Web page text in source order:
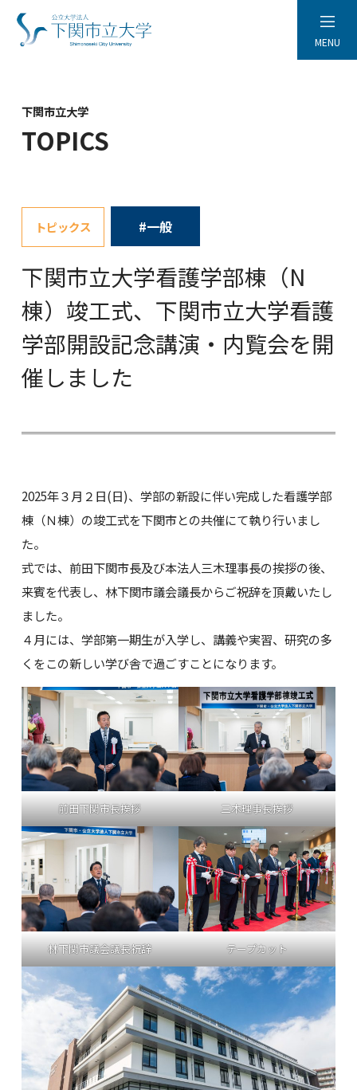
MENU
下関市立大学
TOPICS
トピックス #一般
下関市立大学看護学部棟（N
棟）竣工式、下関市立大学看護
学部開設記念講演・内覧会を開
催しました
2025年３月２日(日)、学部の新設に伴い完成した看護学部
棟（Ｎ棟）の竣工式を下関市との共催にて執り行いまし
た。
式では、前田下関市長及び本法人三木理事長の挨拶の後、
来賓を代表し、林下関市議会議長からご祝辞を頂戴いたし
ました。
４月には、学部第一期生が入学し、講義や実習、研究の多
くをこの新しい学び舎で過ごすことになります。
前田下関市長挨拶 三木理事長挨拶
林下関市議会議長祝辞 テープカット